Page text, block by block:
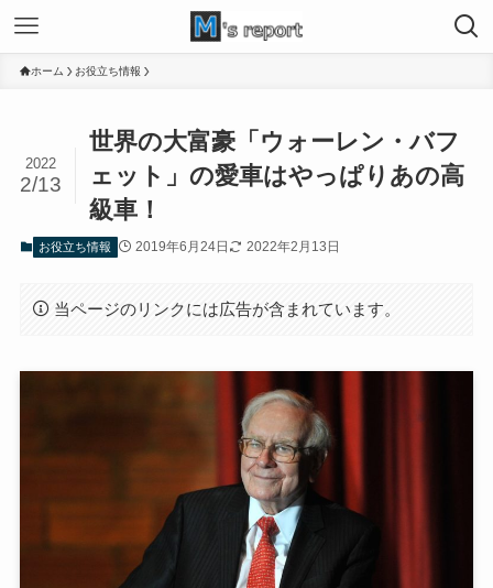
ホーム お役立ち情報
世界の大富豪「ウォーレン・バフ
ェット」の愛車はやっぱりあの高
級車！
2022
2/13
お役立ち情報 2019年6月24日 2022年2月13日
当ページのリンクには広告が含まれています。